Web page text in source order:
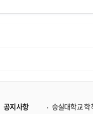
공지사항
숭실대학교 학